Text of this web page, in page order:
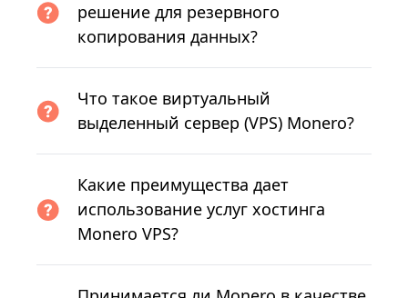
решение для резервного
копирования данных?
Что такое виртуальный
выделенный сервер (VPS) Monero?
Какие преимущества дает
использование услуг хостинга
Monero VPS?